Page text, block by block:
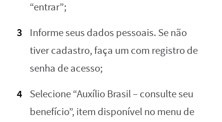
“entrar”;
Informe seus dados pessoais. Se não
tiver cadastro, faça um com registro de
senha de acesso;
Selecione “Auxílio Brasil – consulte seu
benefício”, item disponível no menu de